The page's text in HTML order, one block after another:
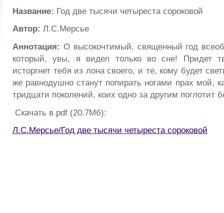
Название: Год две тысячи четыреста сороковой
Автор: Л.С.Мерсье
Аннотация: О высокочтимый, священный год
который, увы, я видел только во сне! Придет
исторгнет тебя из лона своего, и те, кому будет
же равнодушно станут попирать ногами прах мой,
тридцати поколений, коих одно за другим поглотит
Скачать в pdf (20.7Мб):
Л.С.Мерсье/Год две тысячи четыреста сороковой